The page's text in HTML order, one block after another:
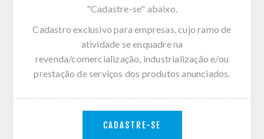
"Cadastre-se" abaixo.
Cadastro exclusivo para empresas, cujo ramo de
atividade se enquadre na
revenda/comercialização, industrialização e/ou
prestação de serviços dos produtos anunciados.
CADASTRE-SE